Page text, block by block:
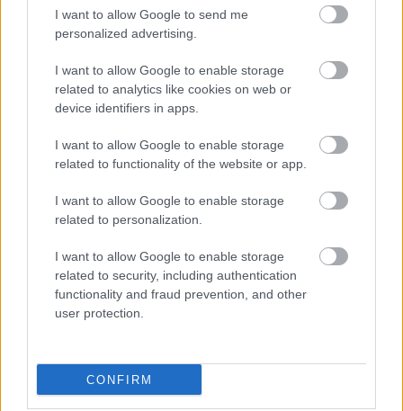
I want to allow Google to send me
personalized advertising.
I want to allow Google to enable storage
related to analytics like cookies on web or
device identifiers in apps.
I want to allow Google to enable storage
related to functionality of the website or app.
I want to allow Google to enable storage
related to personalization.
I want to allow Google to enable storage
related to security, including authentication
functionality and fraud prevention, and other
user protection.
CONFIRM
Forrás:mao.hu
Orchestra Lemez